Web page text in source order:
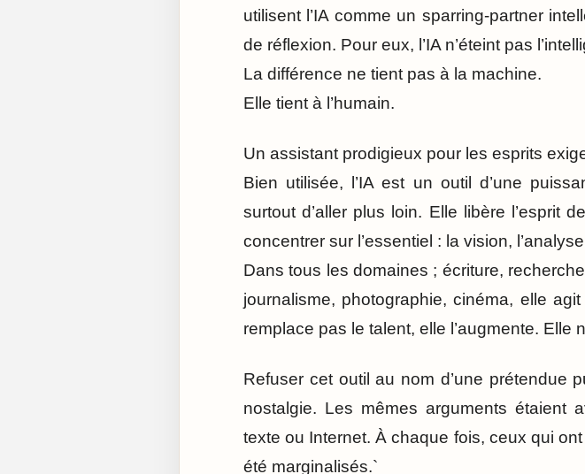
utilisent l’IA comme un sparring-partner
de réflexion. Pour eux, l’IA n’éteint pas
La différence ne tient pas à la machine.
Elle tient à l’humain.
Un assistant prodigieux pour les esprits
Bien utilisée, l’IA est un outil d’une
surtout d’aller plus loin. Elle libère l’esprit
concentrer sur l’essentiel : la vision,
Dans tous les domaines ; écriture,
journalisme, photographie, cinéma, elle
remplace pas le talent, elle l’augmente. Elle
Refuser cet outil au nom d’une prétendue
nostalgie. Les mêmes arguments étaient
texte ou Internet. À chaque fois, ceux qui
été marginalisés.`